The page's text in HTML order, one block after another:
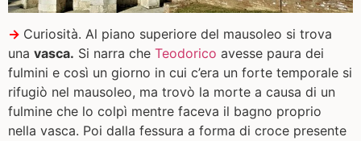
→ Curiosità. Al piano superiore del mausoleo si trova
una vasca. Si narra che Teodorico avesse paura dei
fulmini e così un giorno in cui c’era un forte temporale si
rifugiò nel mausoleo, ma trovò la morte a causa di un
fulmine che lo colpì mentre faceva il bagno proprio
nella vasca. Poi dalla fessura a forma di croce presente